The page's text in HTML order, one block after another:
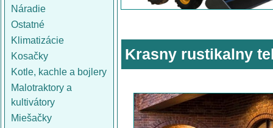
Náradie
Ostatné
Klimatizácie
Kosačky
Kotle, kachle a bojlery
Malotraktory a
kultivátory
Miešačky
Krasny rustikalny